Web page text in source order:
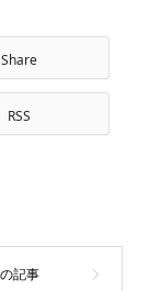
Share
RSS